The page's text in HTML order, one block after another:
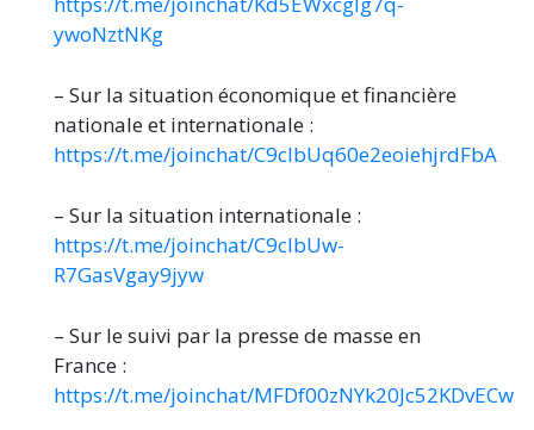
ywoNztNKg
– Sur la situation économique et financière
nationale et internationale :
https://t.me/joinchat/C9clbUq60e2eoiehjrdFbA
– Sur la situation internationale :
https://t.me/joinchat/C9clbUw-
R7GasVgay9jyw
– Sur le suivi par la presse de masse en
France :
https://t.me/joinchat/MFDf00zNYk20Jc52KDvECw